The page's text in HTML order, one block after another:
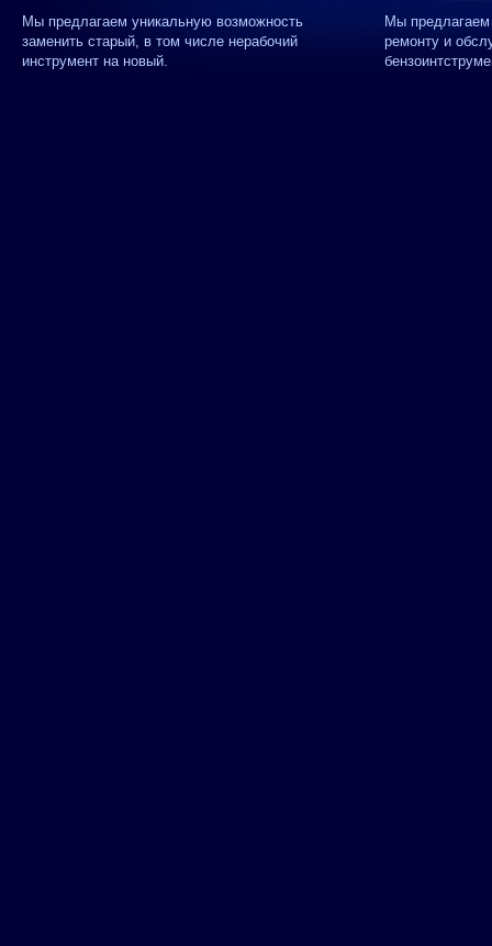
Мы предлагаем уникальную возможность
заменить старый, в том числе нерабочий
инструмент на новый.
Мы
ремонту и